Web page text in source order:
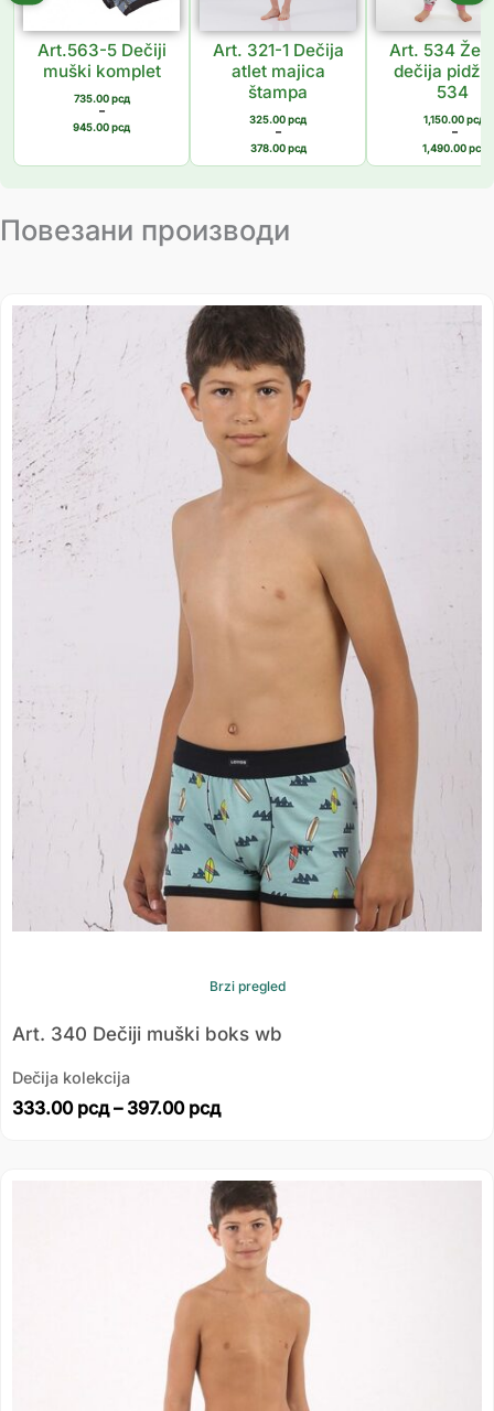
Art.563-5 Dečiji
muški komplet
735.00рсд
–
945.00рсд
Art. 321-1 Dečija
atlet majica
štampa
325.00рсд
–
378.00рсд
Art. 534
dečija
534
1,150.00рсд
–
1,490.00рсд
Повезани производи
Brzi pregled
Art. 340 Dečiji muški boks wb
Dečija kolekcija
333.00 рсд – 397.00 рсд
Распон
цена:
од
333.00 рсд
до
397.00 рсд
Распон
цена:
од
739.00 рсд
до
943.00 рсд